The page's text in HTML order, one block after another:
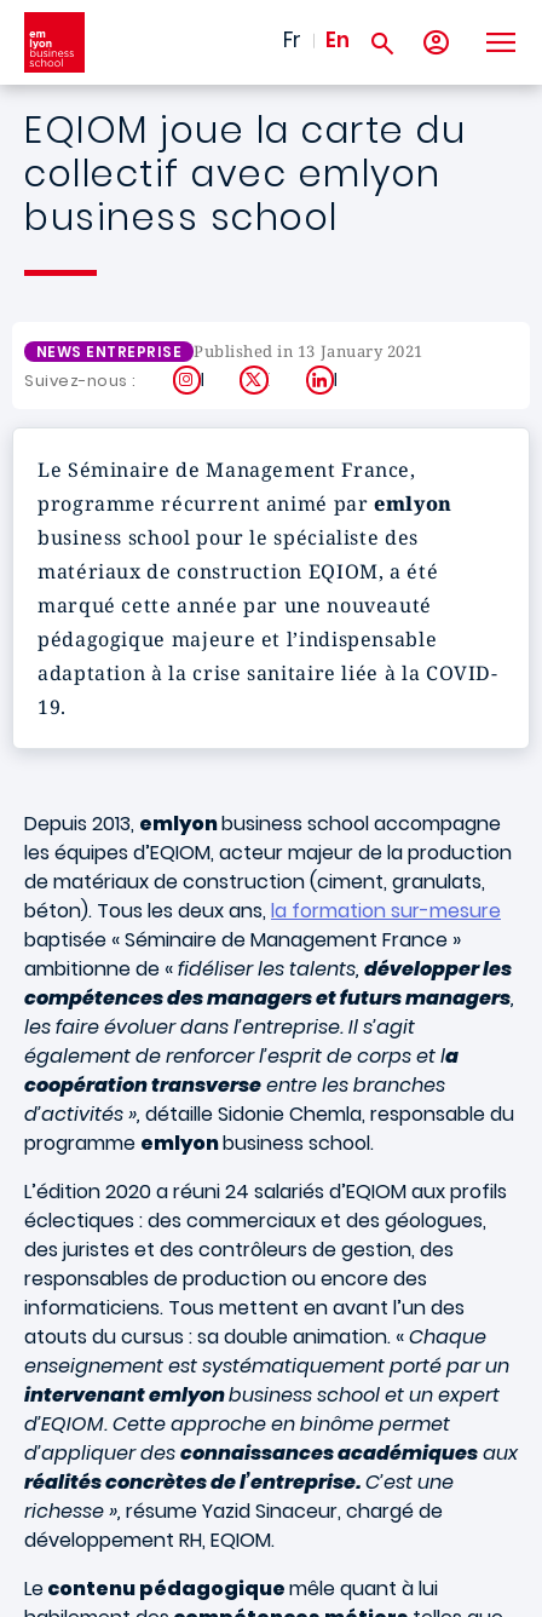
Skip to main content
Fr En
EQIOM joue la carte du
collectif avec emlyon
business school
NEWS ENTREPRISE Published in 13 January 2021
Suivez-nous : Instagram
X LinkedIn
Le Séminaire de Management France,
programme récurrent animé paremlyon
business school pour le spécialiste des
matériaux de construction EQIOM, a été
marqué cette année par une nouveauté
pédagogique majeure et l’indispensable
adaptation à la crise sanitaire liée à la COVID-
19.
Depuis 2013, emlyonbusiness school accompagne
les équipes d’EQIOM, acteur majeur de la production
de matériaux de construction (ciment, granulats,
béton). Tous les deux ans,la formation sur-mesure
baptisée « Séminaire de Management France »
ambitionne de «fidéliser les talents, développer les
compétences des managers et futurs managers,
les faire évoluer dans l’entreprise. Il s’agit
également de renforcer l’esprit de corps et la
coopération transverseentre les branches
d’activités », détaille Sidonie Chemla, responsable du
programme emlyonbusiness school.
L’édition 2020 a réuni 24 salariés d’EQIOM aux profils
éclectiques : des commerciaux et des géologues,
des juristes et des contrôleurs de gestion, des
responsables de production ou encore des
informaticiens. Tous mettent en avant l’un des
atouts du cursus : sa double animation. «Chaque
enseignement est systématiquement porté par un
intervenant emlyonbusiness school et un expert
d’EQIOM. Cette approche en binôme permet
d’appliquer desconnaissances académiquesaux
réalités concrètes de l’entreprise.C’est une
richesse », résume Yazid Sinaceur, chargé de
développement RH, EQIOM.
Lecontenu pédagogiquemêle quant à lui